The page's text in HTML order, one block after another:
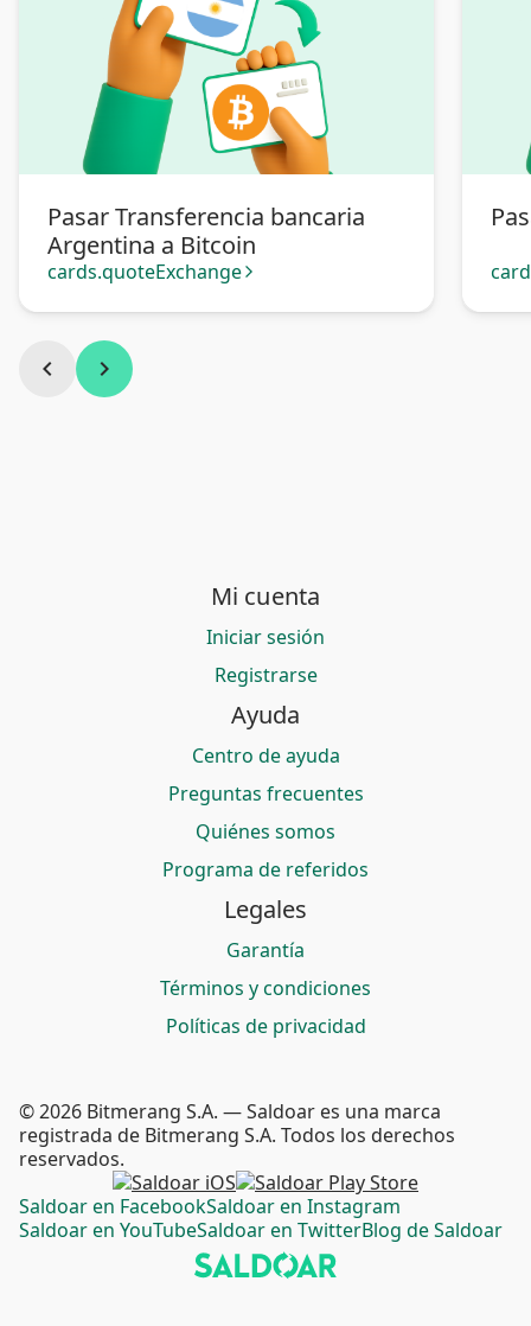
Pasar Transferencia bancaria
Argentina a Bitcoin
cards.quoteExchange arrow_forward_ios
chevron_left chevron_right
Mi cuenta
Iniciar sesión
Registrarse
Ayuda
Centro de ayuda
Preguntas frecuentes
Quiénes somos
Programa de referidos
Legales
Garantía
Términos y condiciones
Políticas de privacidad
Saldoar en FacebookSaldoar en Instagram
Saldoar en YouTubeSaldoar en TwitterBlog de Saldoar
© 2026 Bitmerang S.A. — Saldoar es una marca
registrada de Bitmerang S.A. Todos los derechos
reservados.